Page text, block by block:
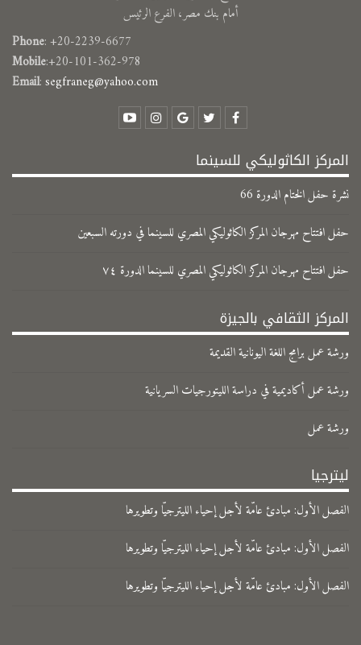
أمام بنك مصر، الفرع الرئيس
Phone: +20-2239-6677
Mobile:+20-101-362-978
Email:segfraneg@yahoo.com
المركز الكاثوليكي للسينما
نشرة حفل الختام الدورة 66
حفل افتتاح مهرجان المركز الكاثوليكي المصري للسينما في دورته السبعين
حفل افتتاح مهرجان المركز الكاثوليكي المصري للسينما الدورة ٧٤
المركز الثقافي بالجيزة
ورشة عمل برامج اللغة اليونانية القديمة
ورشة عمل أكاديمية في دراسة الليتورجيات السريانية
ورشة عمل
ليترجيا
الفصل الأول: مبادئ عامّة لأجل إحياء الليترجيّا وتطويرها
الفصل الأول: مبادئ عامّة لأجل إحياء الليترجيّا وتطويرها
الفصل الأول: مبادئ عامّة لأجل إحياء الليترجيّا وتطويرها